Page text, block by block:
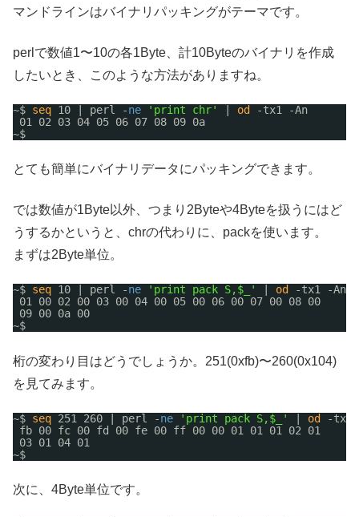
マンドラインはバイナリパッキングがテーマです。
perlで数値1〜10の各1Byte、計10Byteのバイナリを作成
したいとき、このような方法がありますね。
~$ seq 10 | perl -ne 'print chr' od
-tx1 -An
01 02 03 04 05 06 07 08 09 0a
~$
とても簡単にバイナリデータにパッキングできます。
では数値が1Byte以外、つまり2Byteや4Byteを扱うにはど
うするかというと、chrの代わりに、packを使います。
まずは2Byte単位。
~$ seq 10 | perl -ne 'print pack S,$_' od
-tx1 -An
01 00 02 00 03 00 04 00 05 00 06 00 07 00 08 00
09 00 0a 00
~$
桁の変わり目はどうでしょうか。251(0xfb)〜260(0x104)
を見てみます。
~$ seq 251 260 | perl -ne 'print pack S,$_' od
-tx1
fb 00 fc 00 fd 00 fe 00 ff 00 00 01 01 01 02 01
03 01 04 01
~$
次に、4Byte単位です。